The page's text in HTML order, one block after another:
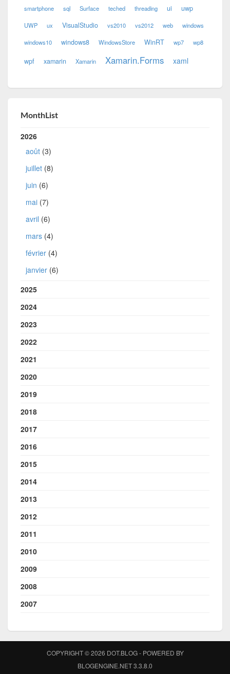
smartphone sql Surface teched threading ui uwp
UWP ux VisualStudio vs2010 vs2012 web windows
windows10 windows8 WindowsStore WinRT wp7 wp8
wpf xamarin Xamarin Xamarin.Forms xaml
MonthList
2026
août (3)
juillet (8)
juin (6)
mai (7)
avril (6)
mars (4)
février (4)
janvier (6)
2025
2024
2023
2022
2021
2020
2019
2018
2017
2016
2015
2014
2013
2012
2011
2010
2009
2008
2007
COPYRIGHT © 2026 DOT.BLOG - POWERED BY
BLOGENGINE.NET 3.3.8.0